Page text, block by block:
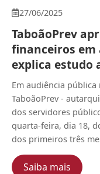
27/06/2025
TaboãoPrev
financeiros em
explica estudo
Em audiência pública
TaboãoPrev -
dos servidores
quarta-feira, dia 18,
dos primeiros três
Saiba mais —